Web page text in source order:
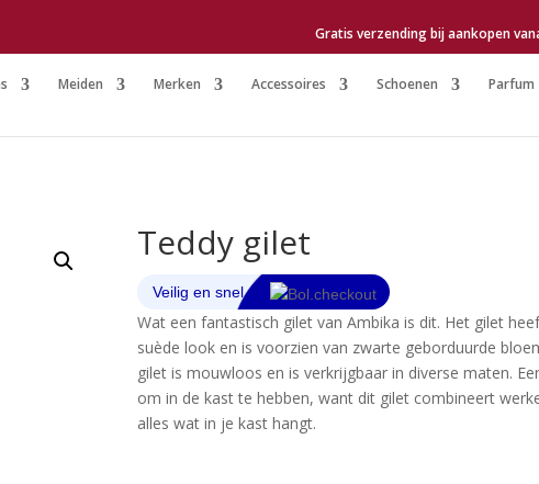
Gratis verzending bij aankopen
Meiden Merken Accessoires Schoenen Parfum
Teddy gilet
Wat een fantastisch gilet van Ambika is dit. Het gilet
suède look en is voorzien van zwarte geborduurde
gilet is mouwloos en is verkrijgbaar in diverse maten.
om in de kast te hebben, want dit gilet combineert
alles wat in je kast hangt.